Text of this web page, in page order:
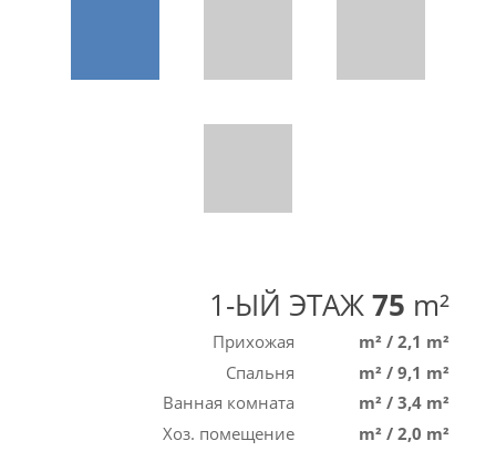
1-ЫЙ ЭТАЖ75 m²
Прихожая m² / 2,1 m²
Спальня
m² / 9,1 m²
Ванная комната
m² / 3,4 m²
Хоз. помещение
m² / 2,0 m²